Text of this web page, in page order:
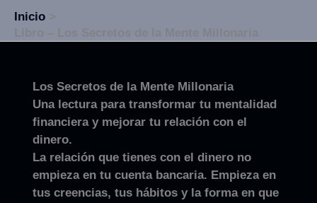
Inicio
Libro – Los Secretos de la Mente Millonaria
Los Secretos de la Mente Millonaria
Una lectura para transformar tu mentalidad
financiera y mejorar tu relación con el
dinero.
La relación que tienes con el dinero no
empieza en tu cuenta bancaria. Empieza en
tus creencias, tus hábitos y la forma en que